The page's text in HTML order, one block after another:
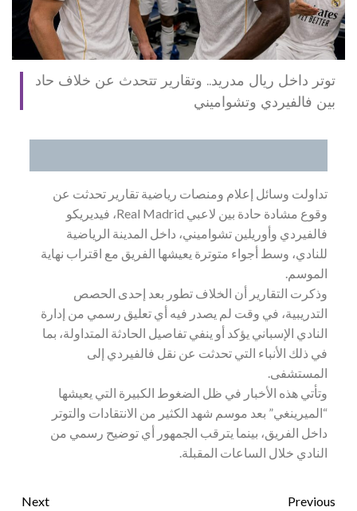
توتر داخل ريال مدريد.. وتقارير تتحدث عن خلاف حاد
بين فالفيردي وتشواميني
تداولت وسائل إعلام ومنصات رياضية تقارير تحدثت عن
وقوع مشادة حادة بين لاعبي Real Madrid، فيديريكو
فالفيردي وأوريلين تشواميني، داخل المدينة الرياضية
للنادي، وسط أجواء متوترة يعيشها الفريق مع اقتراب نهاية
الموسم.
وذكرت التقارير أن الخلاف تطور بعد إحدى الحصص
التدريبية، في وقت لم يصدر فيه أي تعليق رسمي من إدارة
النادي الإسباني يؤكد أو ينفي تفاصيل الحادثة المتداولة، بما
في ذلك الأنباء التي تحدثت عن نقل فالفيردي إلى
المستشفى.
وتأتي هذه الأخبار في ظل الضغوط الكبيرة التي يعيشها
“الميرينغي” بعد موسم شهد الكثير من الانتقادات والتوتر
داخل الفريق، بينما يترقب الجمهور أي توضيح رسمي من
النادي خلال الساعات المقبلة.
Previous
Next